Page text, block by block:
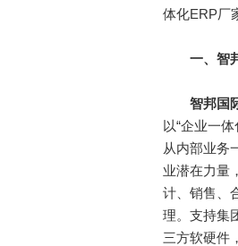
体化ERP厂
一、智
智邦国
以“企业一
从内部业务
业潜在力量
计、销售、
理。支持集
三方软硬件